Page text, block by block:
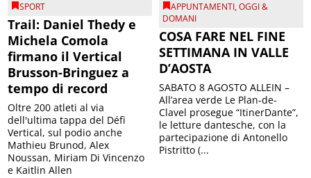
SPORT
Trail: Daniel Thedy e
Michela Comola
firmano il Vertical
Brusson-Bringuez a
tempo di record
Oltre 200 atleti al via
dell'ultima tappa del Défì
Vertical, sul podio anche
Mathieu Brunod, Alex
Noussan, Miriam Di Vincenzo
e Kaitlin Allen
APPUNTAMENTI,OGGI &
DOMANI
COSA FARE NEL FINE
SETTIMANA IN VALLE
D’AOSTA
SABATO 8 AGOSTO ALLEIN –
All’area verde Le Plan-de-
Clavel prosegue “ItinerDante”,
le letture dantesche, con la
partecipazione di Antonello
Pistritto (...